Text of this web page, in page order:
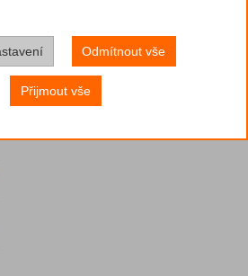
Odmítnout vše
Přijmout vše